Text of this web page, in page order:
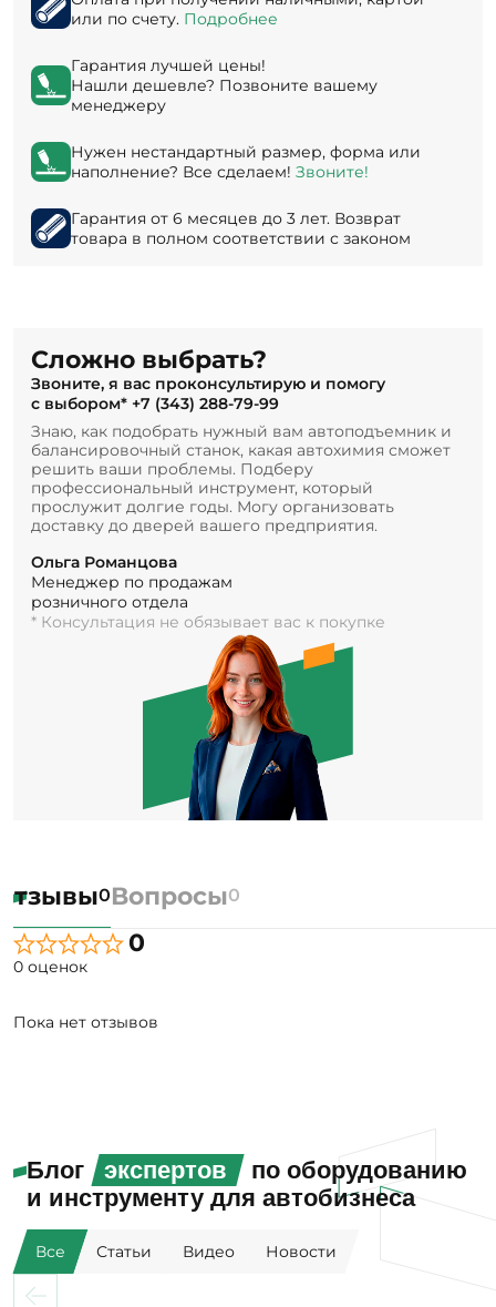
или по счету. Подробнее
Гарантия лучшей цены!
Нашли дешевле? Позвоните вашему
менеджеру
Нужен нестандартный размер, форма или
наполнение? Все сделаем! Звоните!
Гарантия от 6 месяцев до 3 лет. Возврат
товара в полном соответствии с законом
Сложно выбрать?
Звоните, я вас проконсультирую и помогу
с выбором* +7 (343) 288-79-99
Знаю, как подобрать нужный вам автоподъемник и
балансировочный станок, какая автохимия сможет
решить ваши проблемы. Подберу
профессиональный инструмент, который
прослужит долгие годы. Могу организовать
доставку до дверей вашего предприятия.
Ольга Романцова
Менеджер по продажам
розничного отдела
* Консультация не обязывает вас к покупке
0Вопросы0
0
0 оценок
Пока нет отзывов
Блог экспертов
по оборудованию
и инструменту для автобизнеса
Все Статьи Видео Новости